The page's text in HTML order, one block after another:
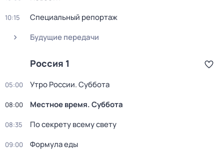
10:15
Специальный репортаж
Будущие передачи
Россия 1
05:00 Утро России. Суббота
08:00 Местное время. Суббота
08:35 По секрету всему свету
09:00 Формула еды